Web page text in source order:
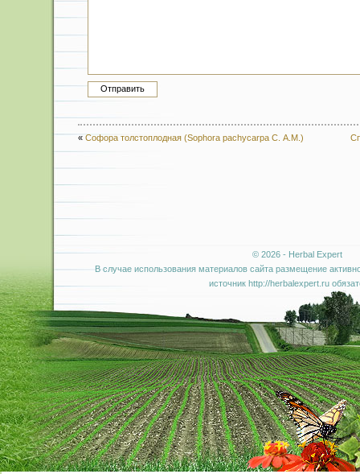
« Софора толстоплодная (Sophora pachycarpa С. A.M.)
© 2026 - Herbal Expert
В случае использования материалов сайта размещение
источник http://herbalexpert.ru